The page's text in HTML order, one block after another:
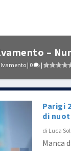
–
| 0 |
Parigi
di
di Luca
Manca